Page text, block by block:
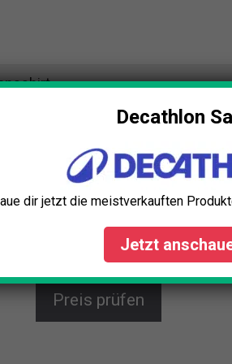
Fjällräven Abisko
Das FJÄLLRÄVEN Abisko
optimalen Komfort bei Outdoor-
Merinowolle, thermoregulierend,
Tragegefühl bei jeder Wanderung.
Preis prüfen
Decathlon
dir jetzt die meistverkauften
Jetzt